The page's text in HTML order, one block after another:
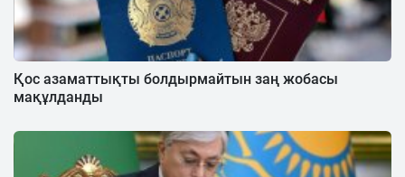
Қос азаматтықты болдырмайтын заң жобасы
мақұлданды